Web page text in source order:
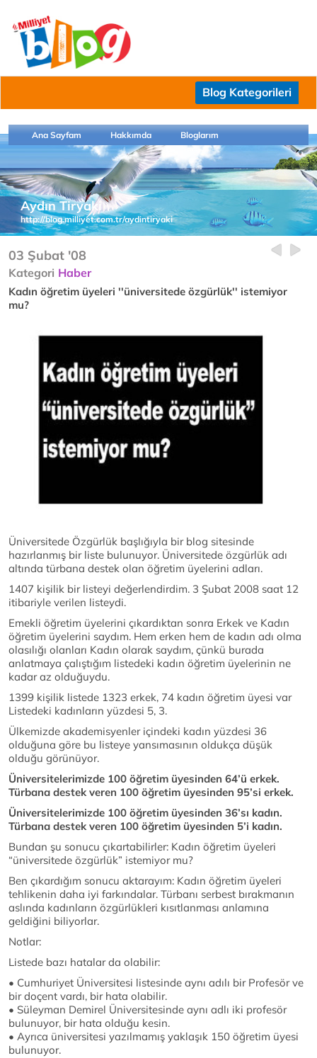
Blog Kategorileri
Ana Sayfam Hakkımda Bloglarım
Aydın Tiryaki
http://blog.milliyet.com.tr/aydintiryaki
03 Şubat '08
Kategori Haber
Kadın öğretim üyeleri ''üniversitede özgürlük'' istemiyor
mu?
Üniversitede Özgürlük başlığıyla bir blog sitesinde
hazırlanmış bir liste bulunuyor. Üniversitede özgürlük adı
altında türbana destek olan öğretim üyelerini adları.
1407 kişilik bir listeyi değerlendirdim. 3 Şubat 2008 saat 12
itibariyle verilen listeydi.
Emekli öğretim üyelerini çıkardıktan sonra Erkek ve Kadın
öğretim üyelerini saydım. Hem erken hem de kadın adı olma
olasılığı olanları Kadın olarak saydım, çünkü burada
anlatmaya çalıştığım listedeki kadın öğretim üyelerinin ne
kadar az olduğuydu.
1399 kişilik listede 1323 erkek, 74 kadın öğretim üyesi var
Listedeki kadınların yüzdesi 5, 3.
Ülkemizde akademisyenler içindeki kadın yüzdesi 36
olduğuna göre bu listeye yansımasının oldukça düşük
olduğu görünüyor.
Üniversitelerimizde 100 öğretim üyesinden 64’ü erkek.
Türbana destek veren 100 öğretim üyesinden 95’si erkek.
Üniversitelerimizde 100 öğretim üyesinden 36’sı kadın.
Türbana destek veren 100 öğretim üyesinden 5’i kadın.
Bundan şu sonucu çıkartabilirler: Kadın öğretim üyeleri
“üniversitede özgürlük” istemiyor mu?
Ben çıkardığım sonucu aktarayım: Kadın öğretim üyeleri
tehlikenin daha iyi farkındalar. Türbanı serbest bırakmanın
aslında kadınların özgürlükleri kısıtlanması anlamına
geldiğini biliyorlar.
Notlar:
Listede bazı hatalar da olabilir:
• Cumhuriyet Üniversitesi listesinde aynı adılı bir Profesör ve
bir doçent vardı, bir hata olabilir.
• Süleyman Demirel Üniversitesinde aynı adlı iki profesör
bulunuyor, bir hata olduğu kesin.
• Ayrıca üniversitesi yazılmamış yaklaşık 150 öğretim üyesi
bulunuyor.